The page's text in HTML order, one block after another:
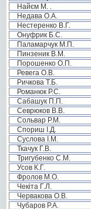
Найєм М. .
Недава О.А.
Нестеренко В.Г.
Онуфрик Б.С.
Паламарчук М.П.
Пинзеник В.М.
Порошенко О.П.
Ревега О.В.
Ричкова Т.Б.
Романюк Р.С.
Сабашук П.П.
Севрюков В.В.
Сольвар Р.М.
Спориш І.Д.
Суслова І.М.
Ткачук Г.В.
Тригубенко С.М.
Усов К.Г.
Фролов М.О.
Чекіта Г.Л.
Червакова О.В.
Чубаров Р.А.